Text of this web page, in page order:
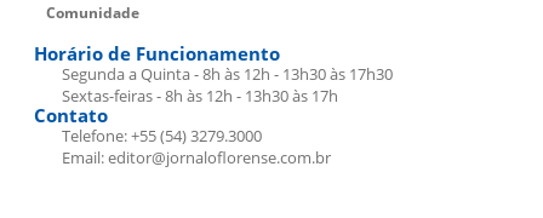
Comunidade
Horário de Funcionamento
Segunda a Quinta - 8h às 12h - 13h30 às 17h30
Sextas-feiras - 8h às 12h - 13h30 às 17h
Contato
Telefone: +55 (54) 3279.3000
Email: editor@jornaloflorense.com.br